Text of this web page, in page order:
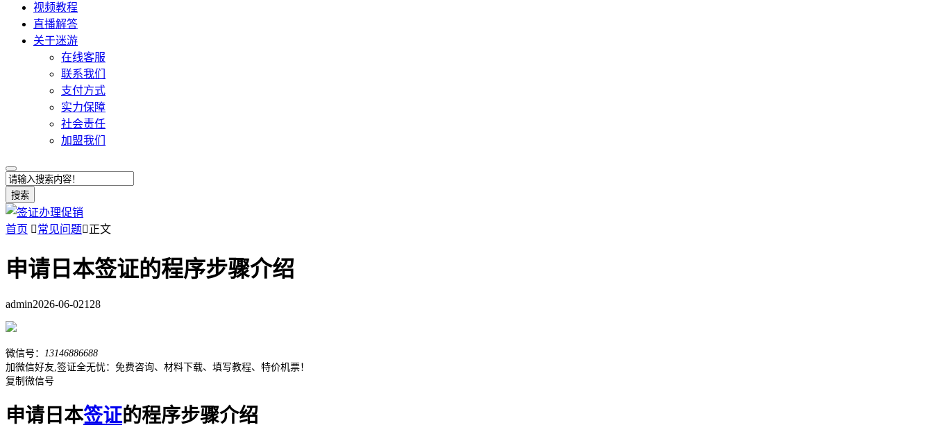
视频教程
直播解答
关于迷游
在线客服
联系我们
支付方式
实力保障
社会责任
加盟我们
搜索
首页 常见问题正文
申请日本签证的程序步骤介绍
admin2026-06-02128
微信号：
13146886688
加微信好友,签证全无忧：免费咨询、材料下载、填写教程、特价机票！
复制微信号
申请日本签证的程序步骤介绍